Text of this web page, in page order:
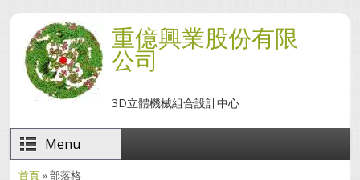
移至主內容 重億興業股份有限
公司
3D立體機械組合設計中心
Menu
首頁 » 部落格